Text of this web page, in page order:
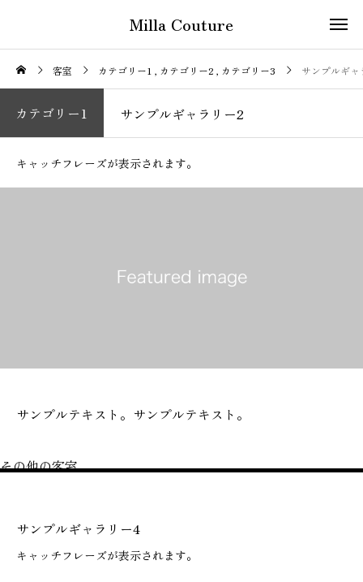
Milla Couture
客室 カテゴリー1 カテゴリー2 カテゴリー3 サンプルギ
カテゴリー1 サンプルギャラリー2
キャッチフレーズが表示されます。
サンプルテキスト。サンプルテキスト。
その他の客室
サンプルギャラリー4
キャッチフレーズが表示されます。